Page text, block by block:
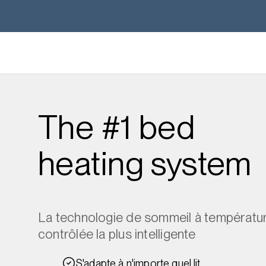
The #1 bed
heating system
La technologie de sommeil à
contrôlée la plus intelligente
S'adapte à n'importe quel lit